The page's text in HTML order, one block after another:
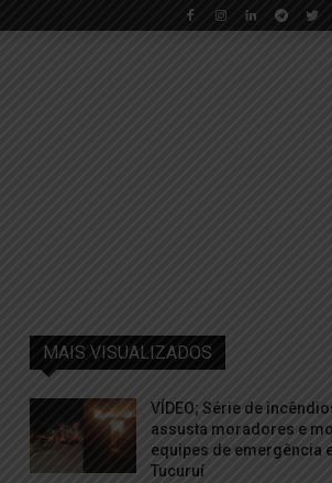
MAIS VISUALIZADOS
VÍDEO; Série de
assusta moradores e
equipes de emergência
Tucuruí